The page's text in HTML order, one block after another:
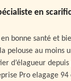
en
bonne santé et
pelouse au moins
d’élagueur depuis
Pro elagage 94